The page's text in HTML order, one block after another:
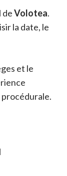
deVolotea.
la date, le
et le